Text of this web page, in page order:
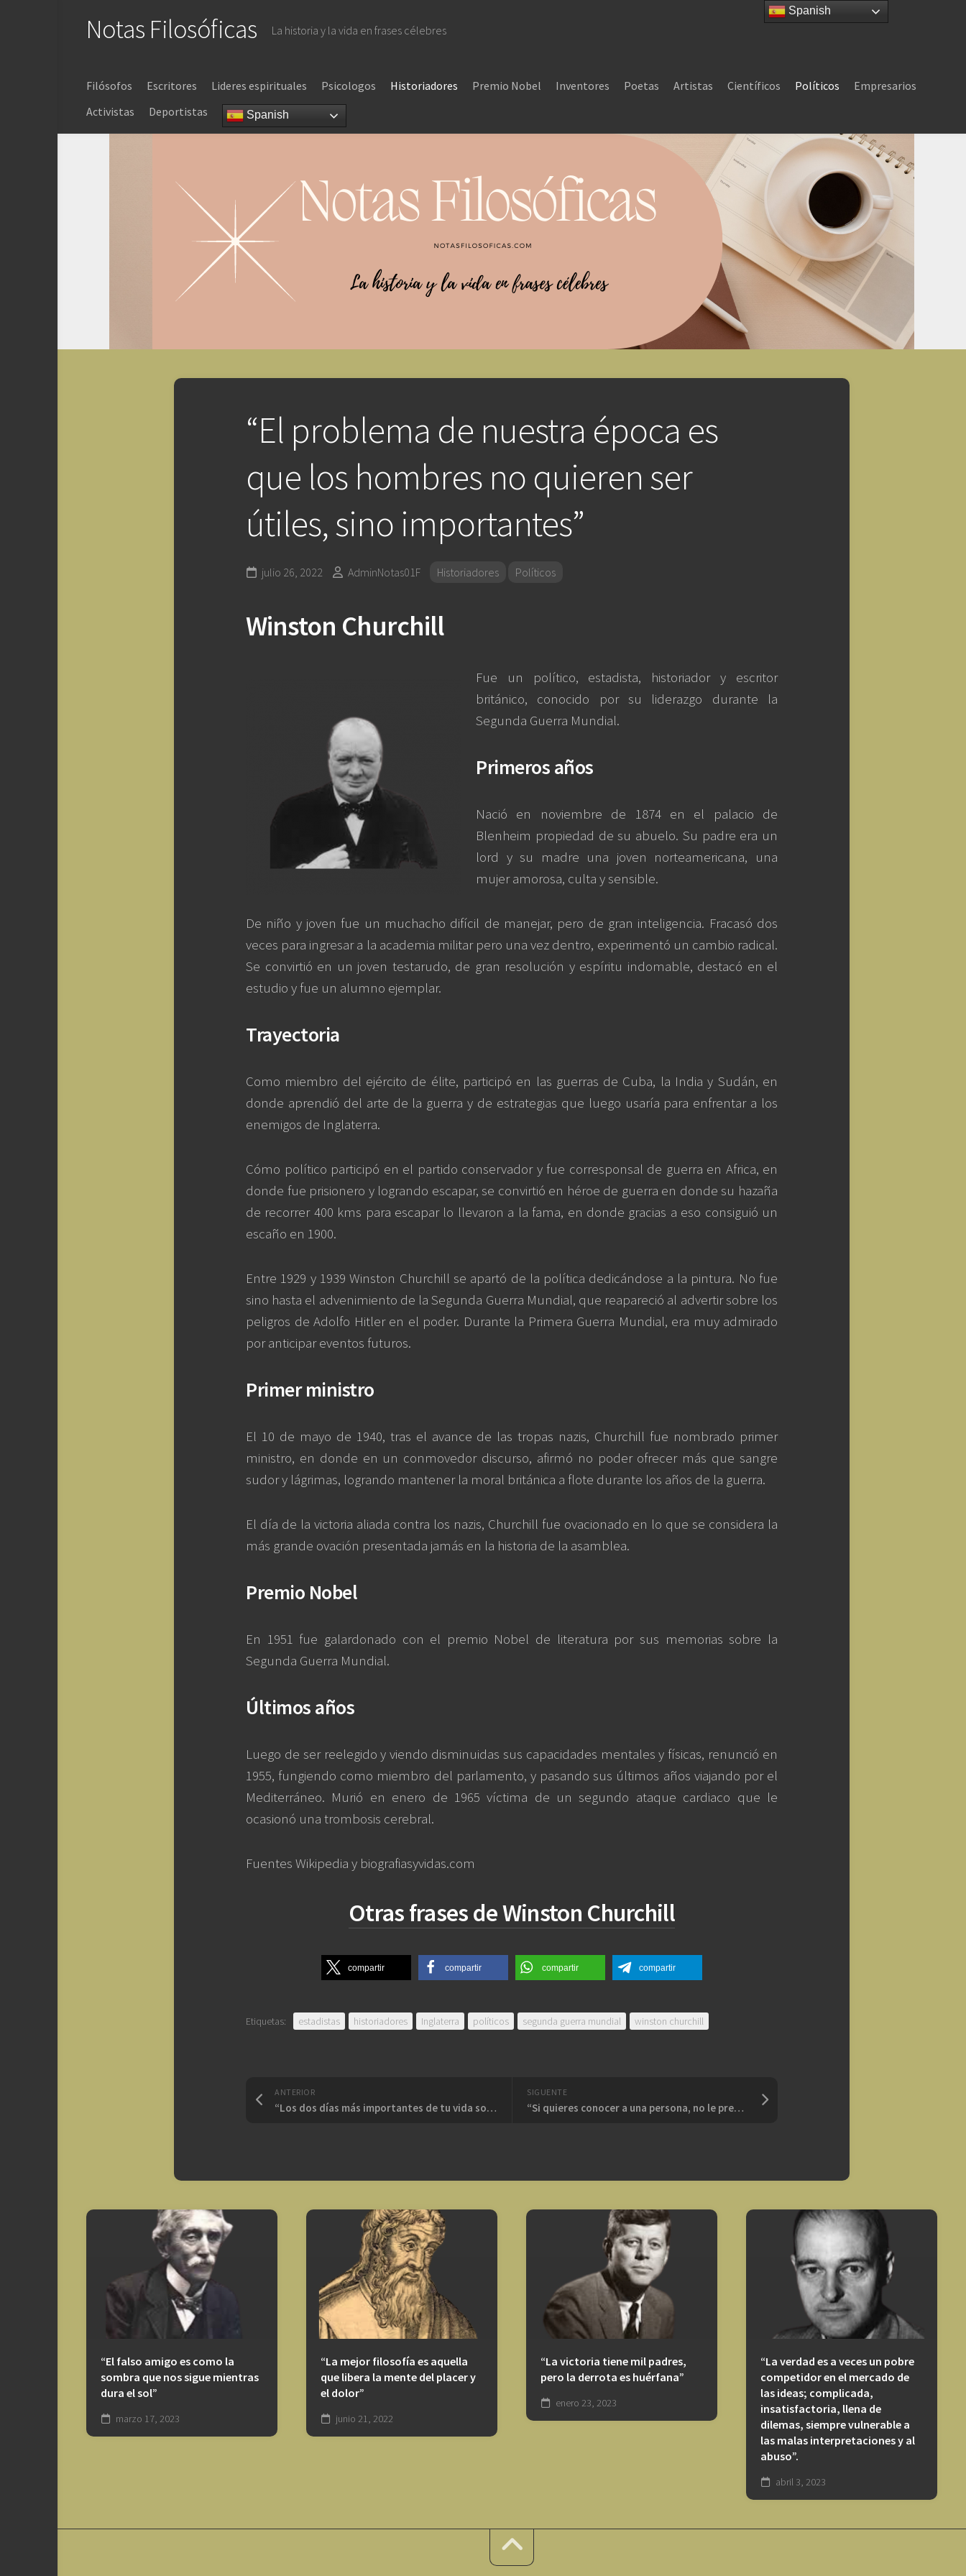
Notas Filosóficas La historia y la vida en frases célebres
Filósofos Escritores Lideres espirituales Psicologos Historiadores Premio Nobel Inventores Poetas Artistas Científicos Políticos
Empresarios
Activistas
Deportistas Spanish
“El problema de nuestra época es
que los hombres no quieren ser
útiles, sino importantes”
julio 26, 2022 AdminNotas01F Historiadores Políticos
Winston Churchill
Fue un político, estadista, historiador y escritor
británico, conocido por su liderazgo durante la
Segunda Guerra Mundial.
Primeros años
Nació en noviembre de 1874 en el palacio de
Blenheim propiedad de su abuelo. Su padre era un
lord y su madre una joven norteamericana, una
mujer amorosa, culta y sensible.
De niño y joven fue un muchacho difícil de manejar, pero de gran inteligencia. Fracasó dos
veces para ingresar a la academia militar pero una vez dentro, experimentó un cambio radical.
Se convirtió en un joven testarudo, de gran resolución y espíritu indomable, destacó en el
estudio y fue un alumno ejemplar.
Trayectoria
Como miembro del ejército de élite, participó en las guerras de Cuba, la India y Sudán, en
donde aprendió del arte de la guerra y de estrategias que luego usaría para enfrentar a los
enemigos de Inglaterra.
Cómo político participó en el partido conservador y fue corresponsal de guerra en Africa, en
donde fue prisionero y logrando escapar, se convirtió en héroe de guerra en donde su hazaña
de recorrer 400 kms para escapar lo llevaron a la fama, en donde gracias a eso consiguió un
escaño en 1900.
Entre 1929 y 1939 Winston Churchill se apartó de la política dedicándose a la pintura. No fue
sino hasta el advenimiento de la Segunda Guerra Mundial, que reapareció al advertir sobre los
peligros de Adolfo Hitler en el poder. Durante la Primera Guerra Mundial, era muy admirado
por anticipar eventos futuros.
Primer ministro
El 10 de mayo de 1940, tras el avance de las tropas nazis, Churchill fue nombrado primer
ministro, en donde en un conmovedor discurso, afirmó no poder ofrecer más que sangre
sudor y lágrimas, logrando mantener la moral británica a flote durante los años de la guerra.
El día de la victoria aliada contra los nazis, Churchill fue ovacionado en lo que se considera la
más grande ovación presentada jamás en la historia de la asamblea.
Premio Nobel
En 1951 fue galardonado con el premio Nobel de literatura por sus memorias sobre la
Segunda Guerra Mundial.
Últimos años
Luego de ser reelegido y viendo disminuidas sus capacidades mentales y físicas, renunció en
1955, fungiendo como miembro del parlamento, y pasando sus últimos años viajando por el
Mediterráneo. Murió en enero de 1965 víctima de un segundo ataque cardiaco que le
ocasionó una trombosis cerebral.
Fuentes Wikipedia y biografiasyvidas.com
Otras frases de Winston Churchill
compartir compartir compartir compartir
Etiquetas: estadistas historiadores Inglaterra políticos segunda guerra mundial winston churchill
SIGUENTE
“Si quieres conocer a una persona, no le preguntes lo que piensa sino lo que ama”
ANTERIOR
“Los dos días más importantes de tu vida son el día en que naces, y el día en que descubres por qué”
“El falso amigo es como la
sombra que nos sigue mientras
dura el sol”
marzo 17, 2023
“La mejor filosofía es aquella
que libera la mente del placer y
el dolor”
junio 21, 2022
“La victoria tiene mil padres,
pero la derrota es huérfana”
enero 23, 2023
“La verdad es a veces un pobre
competidor en el mercado de
las ideas; complicada,
insatisfactoria, llena de
dilemas, siempre vulnerable a
las malas interpretaciones y al
abuso”.
abril 3, 2023
Spanish